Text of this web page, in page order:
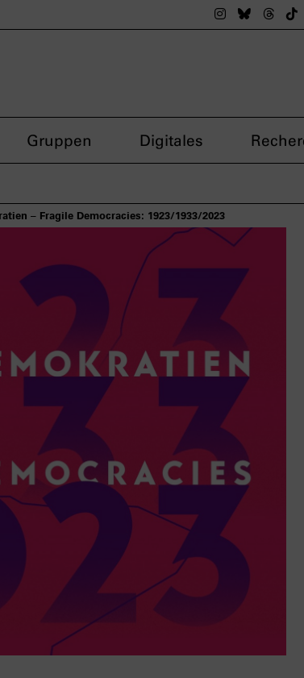
Das nsdoku
DasDas
Gruppen Digitales
– Fragile Democracies: 1923/1933/2023